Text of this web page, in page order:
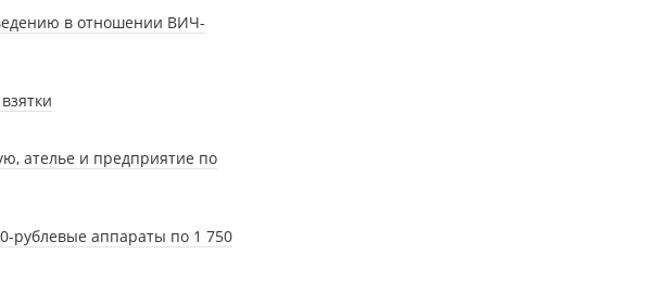
в отношении ВИЧ-
ателье и предприятие по
рублевые аппараты по 1 750